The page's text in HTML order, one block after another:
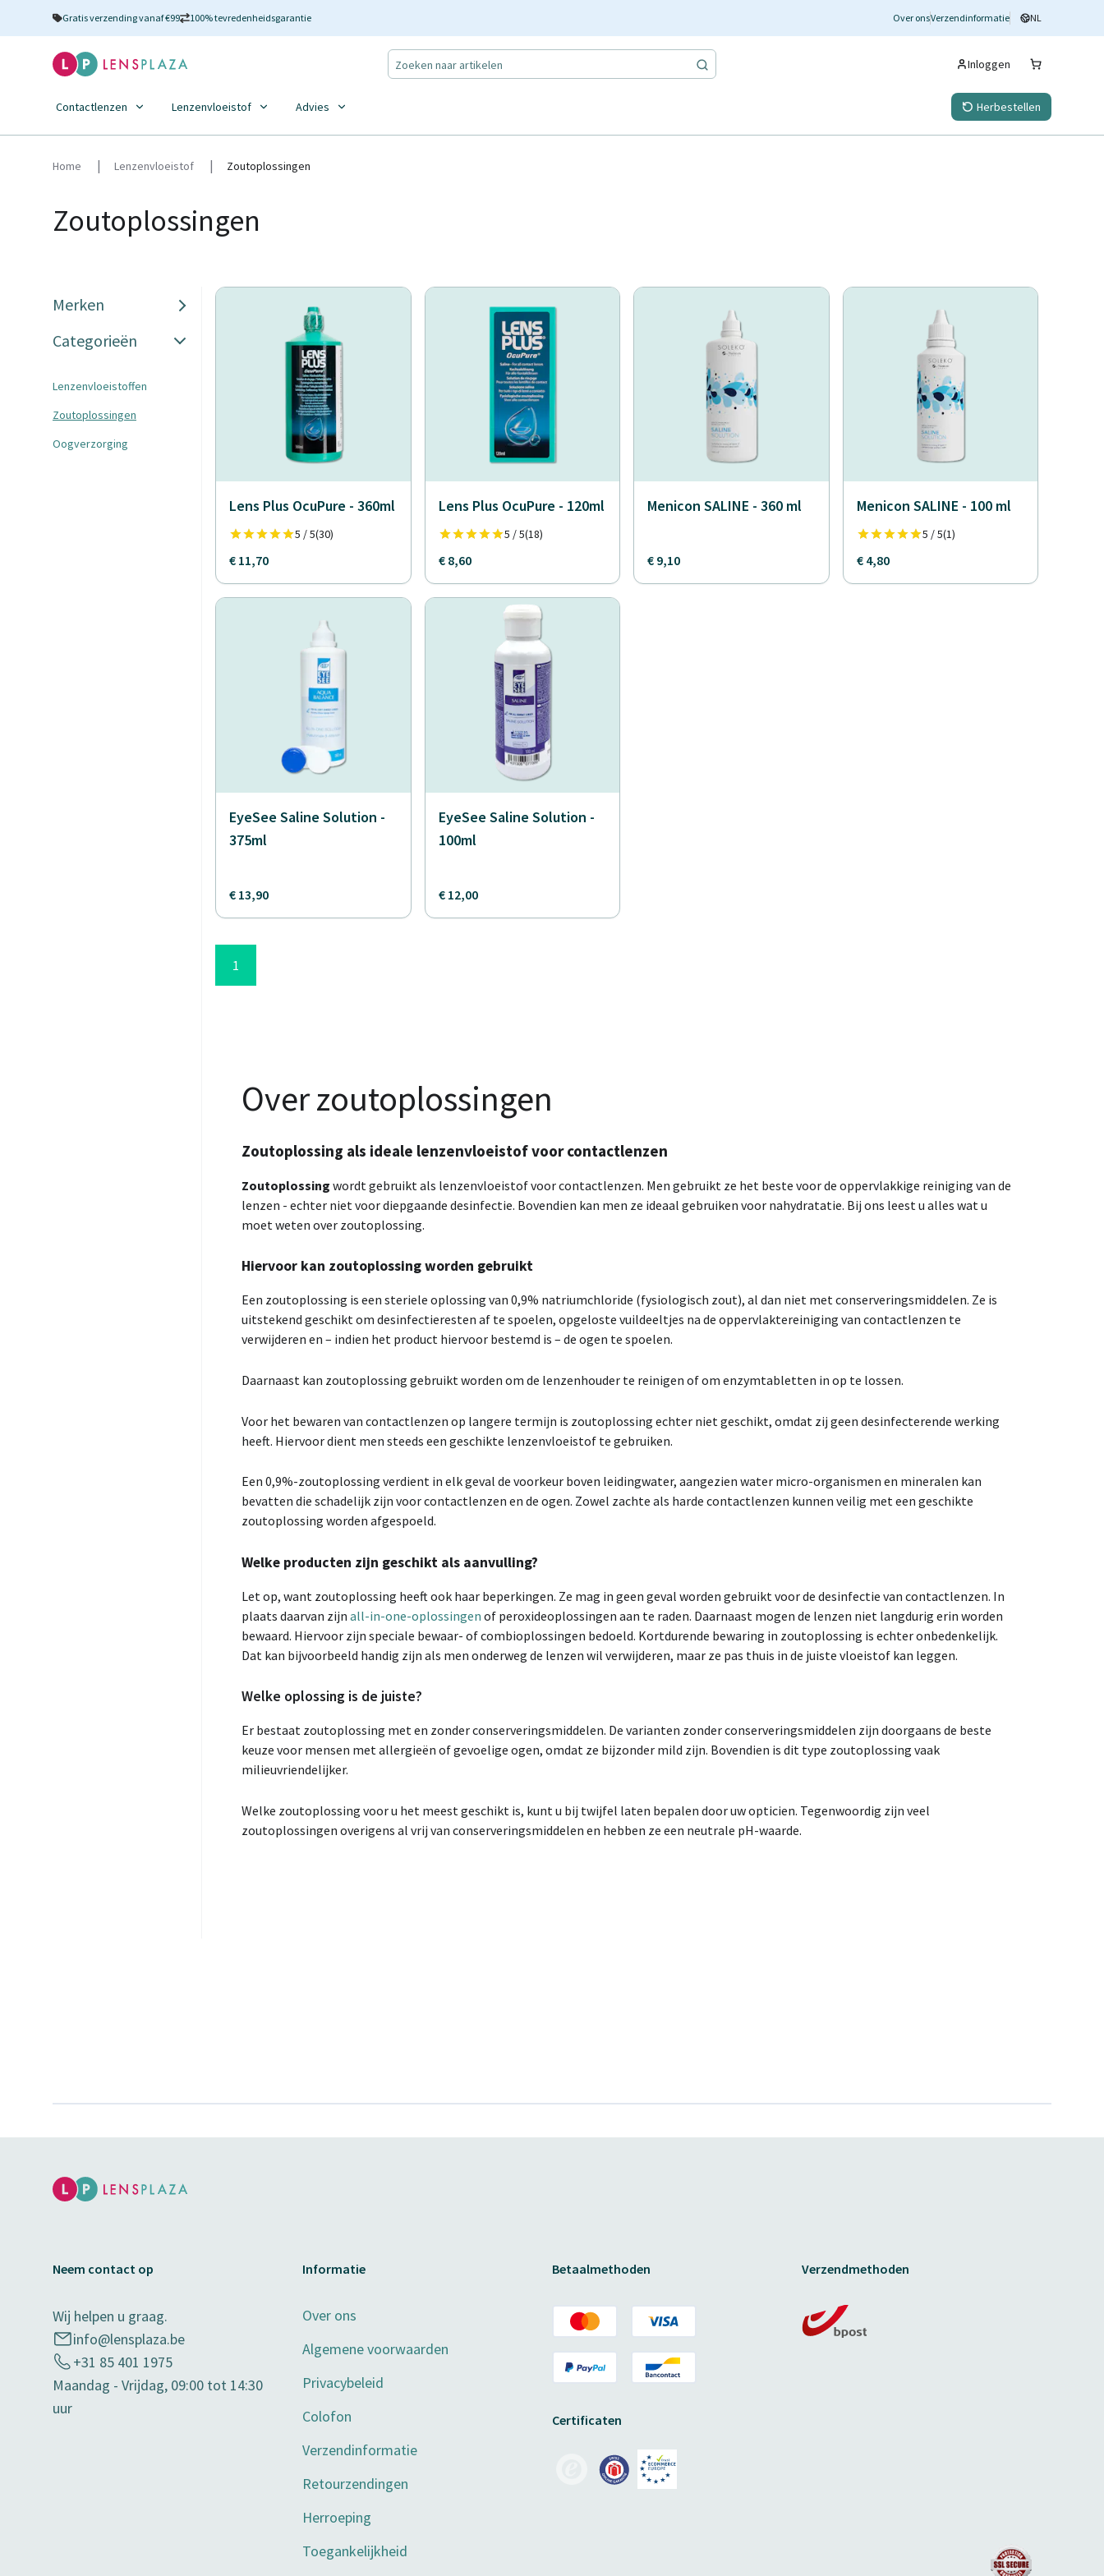
Gratis verzending vanaf €99 100% tevredenheidsgarantie Over onsVerzendinformatie NL
Inloggen
Contactlenzen Lenzenvloeistof Advies Herbestellen
Home Lenzenvloeistof Zoutoplossingen
Zoutoplossingen
Merken
Categorieën
Lenzenvloeistoffen
Zoutoplossingen
Oogverzorging
Lens Plus OcuPure - 360ml
5 / 5(30)
€ 11,70
Lens Plus OcuPure - 120ml
5 / 5(18)
€ 8,60
Menicon SALINE - 360 ml
€ 9,10
Menicon SALINE - 100 ml
5 / 5(1)
€ 4,80
EyeSee Saline Solution -
375ml
€ 13,90
EyeSee Saline Solution -
100ml
€ 12,00
1
Over zoutoplossingen
Zoutoplossing als ideale lenzenvloeistof voor contactlenzen
Zoutoplossing wordt gebruikt als lenzenvloeistof voor contactlenzen. Men gebruikt ze het beste voor de oppervlakkige reiniging van de
lenzen - echter niet voor diepgaande desinfectie. Bovendien kan men ze ideaal gebruiken voor nahydratatie. Bij ons leest u alles wat u
moet weten over zoutoplossing.
Hiervoor kan zoutoplossing worden gebruikt
Een zoutoplossing is een steriele oplossing van 0,9% natriumchloride (fysiologisch zout), al dan niet met conserveringsmiddelen. Ze is
uitstekend geschikt om desinfectieresten af te spoelen, opgeloste vuildeeltjes na de oppervlaktereiniging van contactlenzen te
verwijderen en – indien het product hiervoor bestemd is – de ogen te spoelen.
Daarnaast kan zoutoplossing gebruikt worden om de lenzenhouder te reinigen of om enzymtabletten in op te lossen.
Voor het bewaren van contactlenzen op langere termijn is zoutoplossing echter niet geschikt, omdat zij geen desinfecterende werking
heeft. Hiervoor dient men steeds een geschikte lenzenvloeistof te gebruiken.
Een 0,9%-zoutoplossing verdient in elk geval de voorkeur boven leidingwater, aangezien water micro-organismen en mineralen kan
bevatten die schadelijk zijn voor contactlenzen en de ogen. Zowel zachte als harde contactlenzen kunnen veilig met een geschikte
zoutoplossing worden afgespoeld.
Welke producten zijn geschikt als aanvulling?
Let op, want zoutoplossing heeft ook haar beperkingen. Ze mag in geen geval worden gebruikt voor de desinfectie van contactlenzen. In
plaats daarvan zijnall-in-one-oplossingen of peroxideoplossingen aan te raden. Daarnaast mogen de lenzen niet langdurig erin worden
bewaard. Hiervoor zijn speciale bewaar- of combioplossingen bedoeld. Kortdurende bewaring in zoutoplossing is echter onbedenkelijk.
Dat kan bijvoorbeeld handig zijn als men onderweg de lenzen wil verwijderen, maar ze pas thuis in de juiste vloeistof kan leggen.
Welke oplossing is de juiste?
Er bestaat zoutoplossing met en zonder conserveringsmiddelen. De varianten zonder conserveringsmiddelen zijn doorgaans de beste
keuze voor mensen met allergieën of gevoelige ogen, omdat ze bijzonder mild zijn. Bovendien is dit type zoutoplossing vaak
milieuvriendelijker.
Welke zoutoplossing voor u het meest geschikt is, kunt u bij twijfel laten bepalen door uw opticien. Tegenwoordig zijn veel
zoutoplossingen overigens al vrij van conserveringsmiddelen en hebben ze een neutrale pH-waarde.
Neem contact op
Wij helpen u graag.
info@lensplaza.be
+31 85 401 1975
Maandag - Vrijdag, 09:00 tot 14:30
uur
Informatie
Over ons
Algemene voorwaarden
Privacybeleid
Colofon
Verzendinformatie
Retourzendingen
Herroeping
Toegankelijkheid
Betaalmethoden
Certificaten
Verzendmethoden